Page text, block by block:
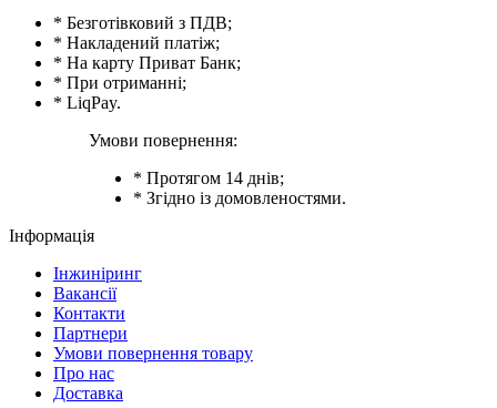
* Безготівковий з ПДВ;
* Накладений платіж;
* На карту Приват Банк;
* При отриманні;
* LiqPay.
Умови повернення:
* Протягом 14 днів;
* Згідно із домовленостями.
Інформація
Інжиніринг
Вакансії
Контакти
Партнери
Умови повернення товару
Про нас
Доставка